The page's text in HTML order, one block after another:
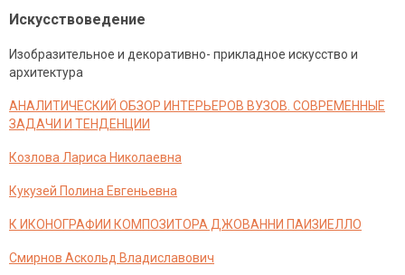
Искусствоведение
Изобразительное и декоративно- прикладное искусство и
архитектура
АНАЛИТИЧЕСКИЙ ОБЗОР ИНТЕРЬЕРОВ ВУЗОВ. СОВРЕМЕННЫЕ
ЗАДАЧИ И ТЕНДЕНЦИИ
Козлова Лариса Николаевна
Кукузей Полина Евгеньевна
К ИКОНОГРАФИИ КОМПОЗИТОРА ДЖОВАННИ ПАИЗИЕЛЛО
Смирнов Аскольд Владиславович